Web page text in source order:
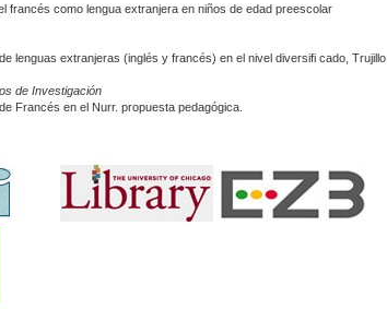
francés como lengua extranjera en niños de edad preescolar
lenguas extranjeras (inglés y francés) en el nivel diversifi cado, Trujillo
de Investigación
Francés en el Nurr. propuesta pedagógica.